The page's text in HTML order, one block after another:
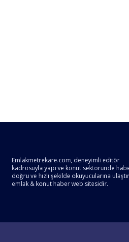
Emlakmetrekare.com, deneyimli editör
kadrosuyla yapı ve konut sektöründe
doğru ve hızlı şekilde okuyucularına
emlak & konut haber web sitesidir.